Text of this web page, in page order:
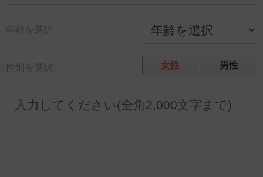
年齢を選択
性別を選択 女性 男性